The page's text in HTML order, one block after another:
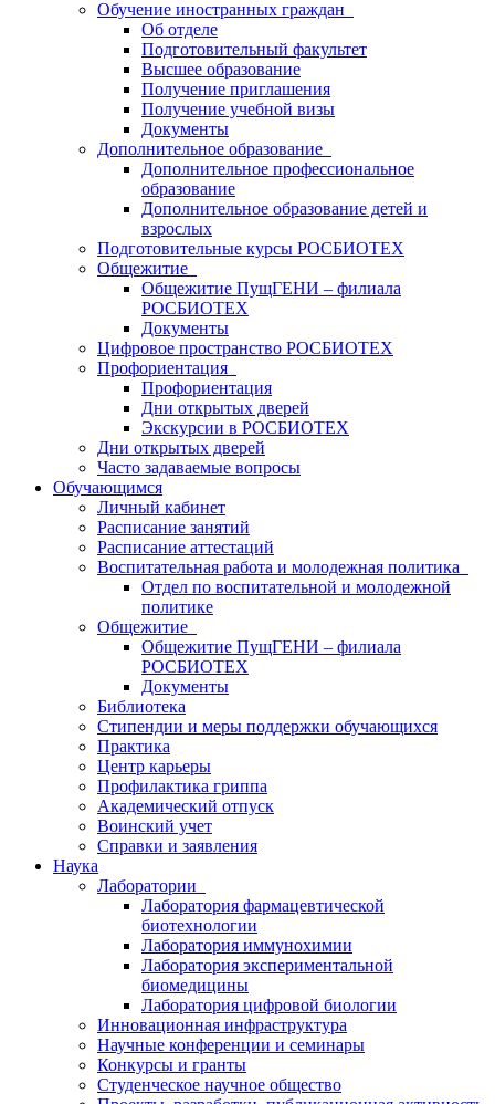
Обучение иностранных граждан
Об отделе
Подготовительный факультет
Высшее образование
Получение приглашения
Получение учебной визы
Документы
Дополнительное образование
Дополнительное профессиональное
образование
Дополнительное образование детей и
взрослых
Подготовительные курсы РОСБИОТЕХ
Общежитие
Общежитие ПущГЕНИ – филиала
РОСБИОТЕХ
Документы
Цифровое пространство РОСБИОТЕХ
Профориентация
Профориентация
Дни открытых дверей
Экскурсии в РОСБИОТЕХ
Дни открытых дверей
Часто задаваемые вопросы
Обучающимся
Личный кабинет
Расписание занятий
Расписание аттестаций
Воспитательная работа и молодежная политика
Отдел по воспитательной и молодежной
политике
Общежитие
Общежитие ПущГЕНИ – филиала
РОСБИОТЕХ
Документы
Библиотека
Стипендии и меры поддержки обучающихся
Практика
Центр карьеры
Профилактика гриппа
Академический отпуск
Воинский учет
Справки и заявления
Наука
Лаборатории
Лаборатория фармацевтической
биотехнологии
Лаборатория иммунохимии
Лаборатория экспериментальной
биомедицины
Лаборатория цифровой биологии
Инновационная инфраструктура
Научные конференции и семинары
Конкурсы и гранты
Студенческое научное общество